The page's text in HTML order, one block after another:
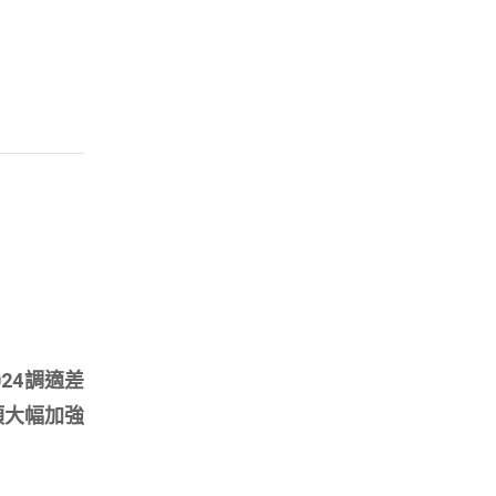
調適差
幅加強